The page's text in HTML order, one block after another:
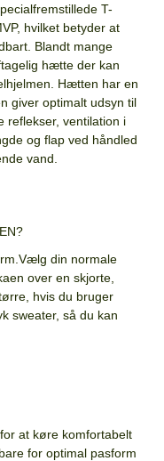
T-
hvilket betyder at
Blandt mange
hætte der kan
Hætten har en
giver optimalt udsyn til
reflekser, ventilation i
og flap ved håndled
vand.
din normale
over en skjorte,
hvis du bruger
sweater, så du kan
at køre komfortabelt
for optimal pasform